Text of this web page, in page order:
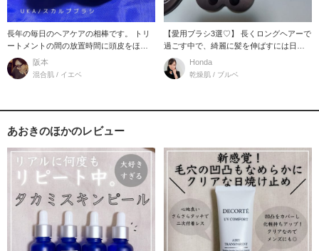
長年の毎日のヘアケアの相棒です。 トリ
ートメントの間の放置時間に頭皮をほぐ
してみたり
阪本
混合肌 / イエベ
【愛用ブラシ3選♡】 長くロングヘアーで
過ごす中で、綺麗に髪を伸ばすには日々
のブラシは大
Honda
乾燥肌 / ブルベ
あおきのほかのレビュー